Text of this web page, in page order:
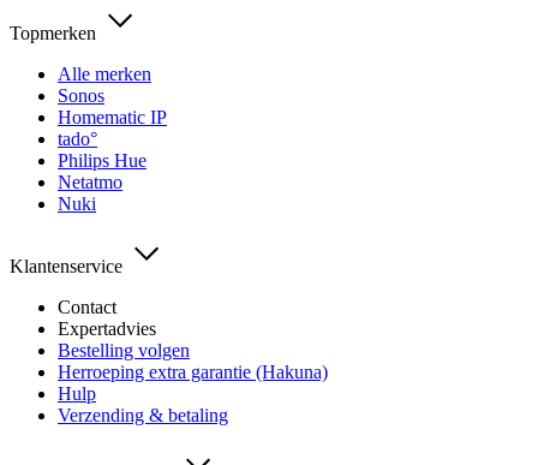
Topmerken
Alle merken
Sonos
Homematic IP
tado°
Philips Hue
Netatmo
Nuki
Klantenservice
Contact
Expertadvies
Bestelling volgen
Herroeping extra garantie (Hakuna)
Hulp
Verzending & betaling